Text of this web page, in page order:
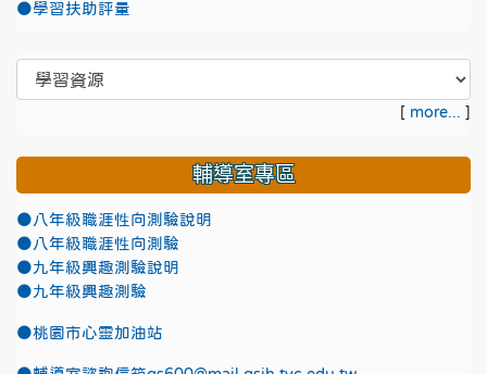
●學習扶助評量
[ more... ]
輔導室專區
●八年級職涯性向測驗說明
●八年級職涯性向測驗
●九年級興趣測驗說明
●九年級興趣測驗
●桃園市心靈加油站